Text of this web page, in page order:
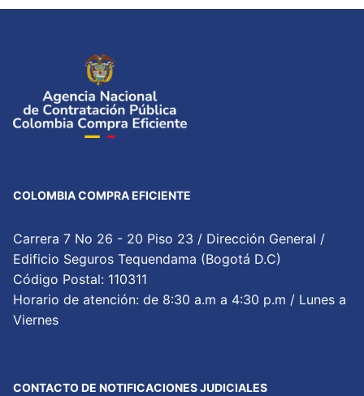
COLOMBIA COMPRA EFICIENTE
Carrera 7 No 26 - 20 Piso 23 / Dirección General /
Edificio Seguros Tequendama (Bogotá D.C)
Código Postal: 110311
Horario de atención: de 8:30 a.m a 4:30 p.m / Lunes a
Viernes
CONTACTO DE NOTIFICACIONES JUDICIALES